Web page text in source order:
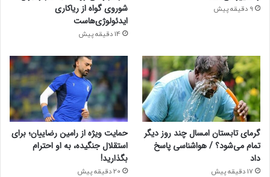
9 دقیقه پیش
شوروی گواه از ریاکاری
ایدئولوژی‌هاست
14 دقیقه پیش
گرمای تابستان امسال چند روز دیگر
تمام می‌شود؟ / هواشناسی پاسخ
داد
17 دقیقه پیش
حمایت ویژه از رامین رضاییان؛ برای
استقلال جنگیده، به او احترام
بگذارید!
20 دقیقه پیش